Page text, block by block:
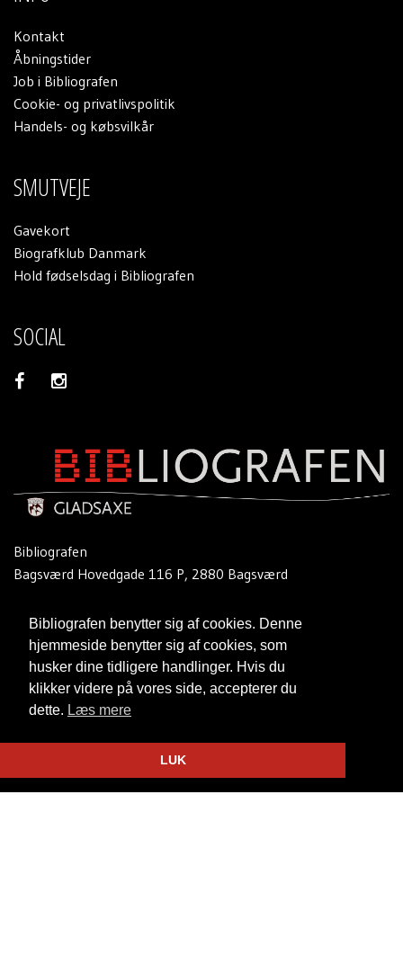
Bibliografen benytter sig af cookies. Denne
hjemmeside benytter sig af cookies, som
husker dine tidligere handlinger. Hvis du
klikker videre på vores side, accepterer du
dette. Læs mere
LUK
Kontakt
Åbningstider
Job i Bibliografen
Cookie- og privatlivspolitik
Handels- og købsvilkår
SMUTVEJE
Gavekort
Biografklub Danmark
Hold fødselsdag i Bibliografen
SOCIAL
Bibliografen
Bagsværd Hovedgade 116 P, 2880 Bagsværd
Telefon: 39 57 64 64
Email: bibliografenbio@gladsaxe.dk
Cookie- og privatlivspolitik